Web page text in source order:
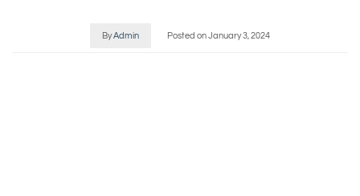
ByAdmin Posted onJanuary 3, 2024